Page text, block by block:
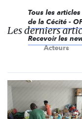
Tous les
de la Cécité -
Recevoir les
Les derniers
Acteurs